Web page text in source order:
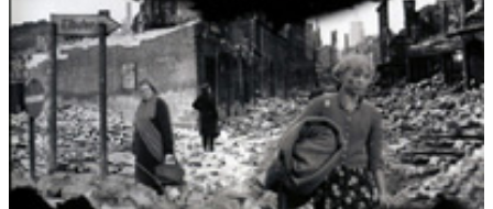
Feed
[ Suche ]
english